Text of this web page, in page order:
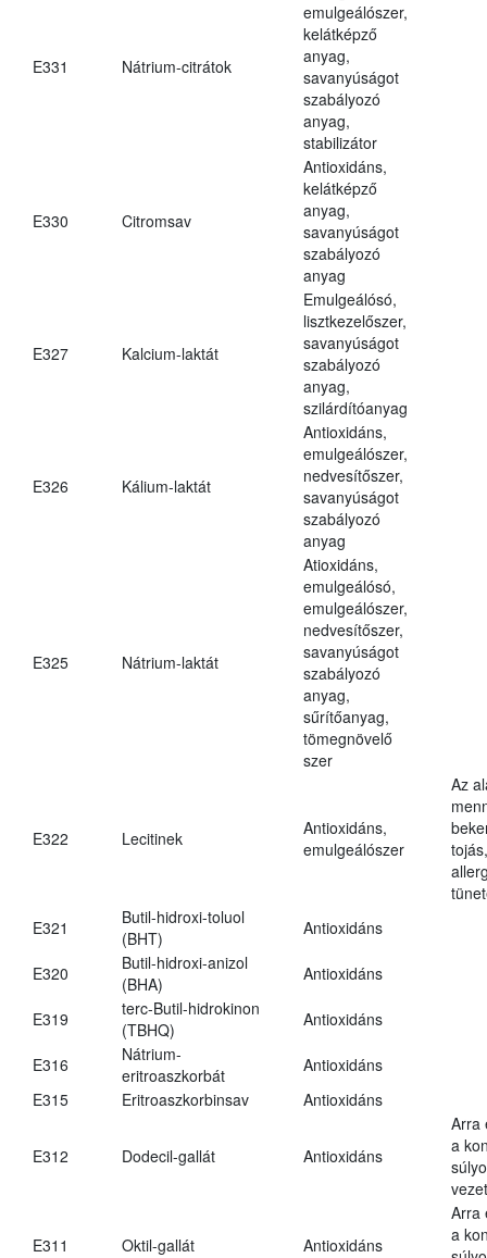
E331 Nátrium-citrátok
emulgeálószer,
kelátképző
anyag,
savanyúságot
szabályozó
anyag,
stabilizátor
E330 Citromsav
Antioxidáns,
kelátképző
anyag,
savanyúságot
szabályozó
anyag
E327 Kalcium-laktát
Emulgeálósó,
lisztkezelőszer,
savanyúságot
szabályozó
anyag,
szilárdítóanyag
E326 Kálium-laktát
Antioxidáns,
emulgeálószer,
nedvesítőszer,
savanyúságot
szabályozó
anyag
E325 Nátrium-laktát
Atioxidáns,
emulgeálósó,
emulgeálószer,
nedvesítőszer,
savanyúságot
szabályozó
anyag,
sűrítőanyag,
tömegnövelő
szer
E322 Lecitinek
Antioxidáns,
emulgeálószer
Az
E321
Butil-hidroxi-toluol
(BHT)
Antioxidáns
E320
Butil-hidroxi-anizol
(BHA)
Antioxidáns
E319
terc-Butil-hidrokinon
(TBHQ)
Antioxidáns
E316
Nátrium-
eritroaszkorbát
Antioxidáns
E315
Eritroaszkorbinsav Antioxidáns
E312 Dodecil-gallát Antioxidáns
Arra
a
E311 Oktil-gallát Antioxidáns
Arra
a